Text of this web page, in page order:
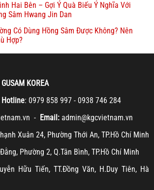
Hai Bên – Gợi Ý Quà Biếu Ý Nghĩa Với
Sâm Hwang Jin Dan
Có Dùng Hồng Sâm Được Không? Nên
Hợp?
KOREA
Hotline: 0979 858 997 - 0938 746 284
- Email: admin@kgcvietnam.vn
Xuân 24, Phường Thới An, TP.Hồ Chí Minh
Phường 2, Q.Tân Bình, TP.Hồ Chí Minh
Hữu Tiến, TT.Đồng Văn, H.Duy Tiên, Hà